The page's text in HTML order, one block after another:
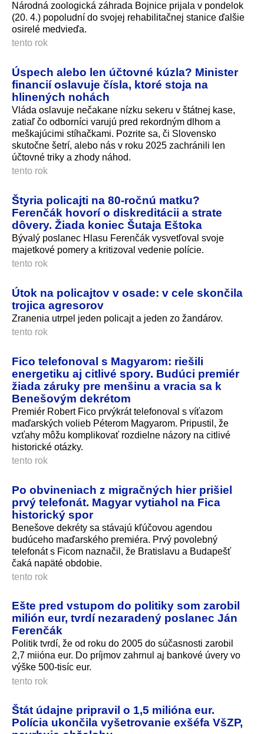
Národná zoologická záhrada Bojnice prijala v pondelok
(20. 4.) popoludní do svojej rehabilitačnej stanice ďalšie
osirelé medvieďa.
tento rok
Úspech alebo len účtovné kúzla? Minister
financií oslavuje čísla, ktoré stoja na
hlinených nohách
Vláda oslavuje nečakane nízku sekeru v štátnej kase,
zatiaľ čo odborníci varujú pred rekordným dlhom a
meškajúcimi stíhačkami. Pozrite sa, či Slovensko
skutočne šetrí, alebo nás v roku 2025 zachránili len
účtovné triky a zhody náhod.
tento rok
Štyria policajti na 80-ročnú matku?
Ferenčák hovorí o diskreditácii a strate
dôvery. Žiada koniec Šutaja Eštoka
Bývalý poslanec Hlasu Ferenčák vysvetľoval svoje
majetkové pomery a kritizoval vedenie polície.
tento rok
Útok na policajtov v osade: v cele skončila
trojica agresorov
Zranenia utrpel jeden policajt a jeden zo žandárov.
tento rok
Fico telefonoval s Magyarom: riešili
energetiku aj citlivé spory. Budúci premiér
žiada záruky pre menšinu a vracia sa k
Benešovým dekrétom
Premiér Robert Fico prvýkrát telefonoval s víťazom
maďarských volieb Péterom Magyarom. Pripustil, že
vzťahy môžu komplikovať rozdielne názory na citlivé
historické otázky.
tento rok
Po obvineniach z migračných hier prišiel
prvý telefonát. Magyar vytiahol na Fica
historický spor
Benešove dekréty sa stávajú kľúčovou agendou
budúceho maďarského premiéra. Prvý povolebný
telefonát s Ficom naznačil, že Bratislavu a Budapešť
čaká napäté obdobie.
tento rok
Ešte pred vstupom do politiky som zarobil
milión eur, tvrdí nezaradený poslanec Ján
Ferenčák
Politik tvrdí, že od roku do 2005 do súčasnosti zarobil
2,7 miióna eur. Do príjmov zahrnul aj bankové úvery vo
výške 500-tisíc eur.
tento rok
Štát údajne pripravil o 1,5 milióna eur.
Polícia ukončila vyšetrovanie exšéfa VšZP,